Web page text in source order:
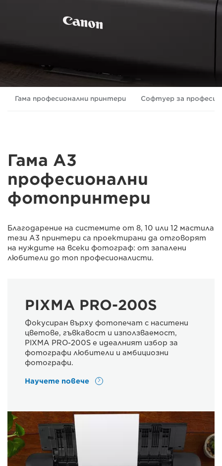
Гама професионални принтери Софтуер за
Гама A3
професионални
фотопринтери
Благодарение на системите от 8, 10 или 12 мастила
тези А3 принтери са проектирани да отговорят
на нуждите на всеки фотограф: от запалени
любители до топ професионалисти.
PIXMA PRO-200S
Фокусиран върху фотопечат с наситени
цветове, гъвкавост и използваемост,
PIXMA PRO-200S е идеалният избор за
фотографи любители и амбициозни
фотографи.
Научете повече